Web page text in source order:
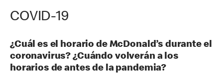
COVID-19
¿Cuál es el horario de McDonald’s durante el
coronavirus? ¿Cuándo volverán a los
horarios de antes de la pandemia?